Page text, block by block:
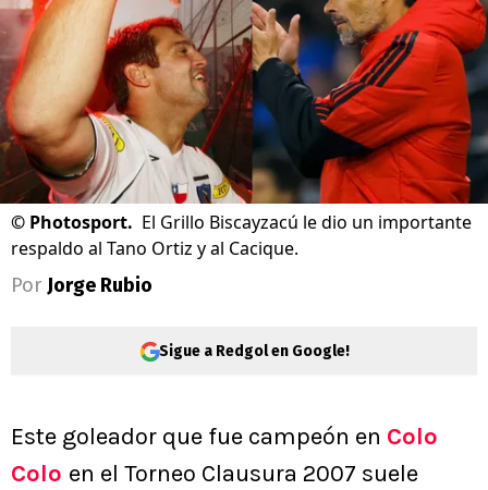
© Photosport. El Grillo Biscayzacú le dio un importante
respaldo al Tano Ortiz y al Cacique.
Por Jorge Rubio
Sigue a Redgol en Google!
Este goleador que fue campeón en Colo
Colo en el Torneo Clausura 2007 suele